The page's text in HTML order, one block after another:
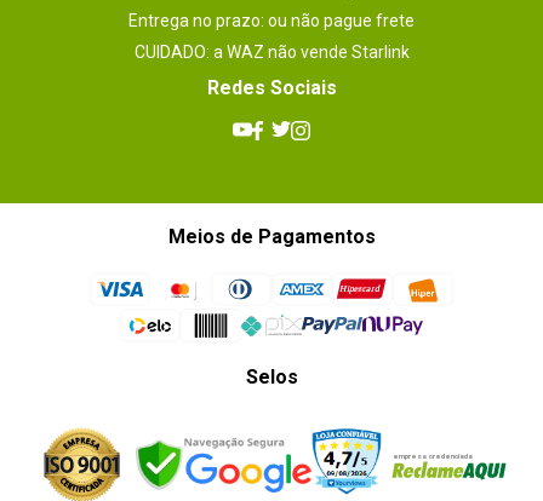
Entrega no prazo: ou não pague frete
CUIDADO: a WAZ não vende Starlink
Redes Sociais
Meios de Pagamentos
Selos